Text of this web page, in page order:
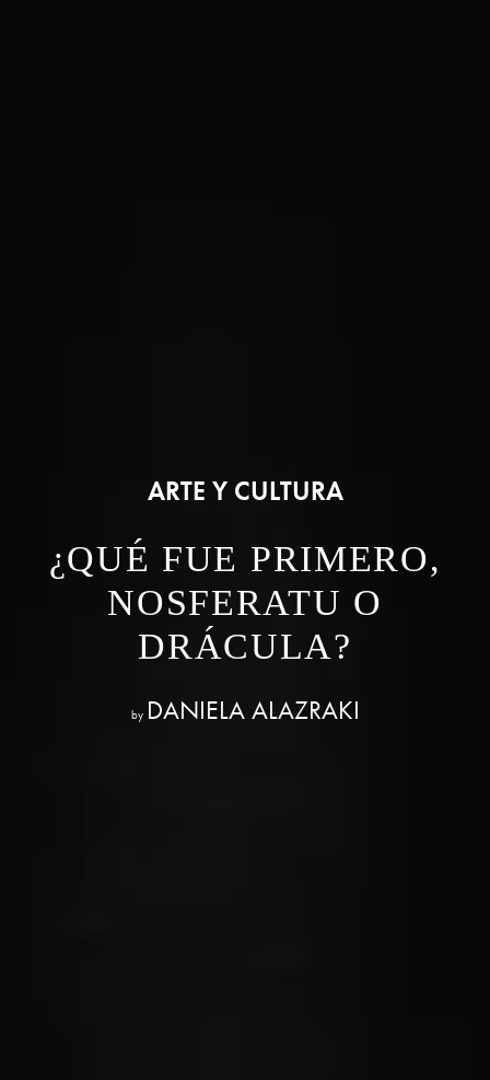
ARTE Y CULTURA
¿QUÉ FUE PRIMERO,
NOSFERATU O
DRÁCULA?
by DANIELA ALAZRAKI